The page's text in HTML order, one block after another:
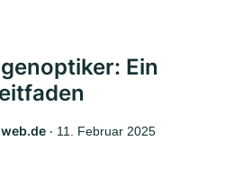
Ein
‧ 11. Februar 2025